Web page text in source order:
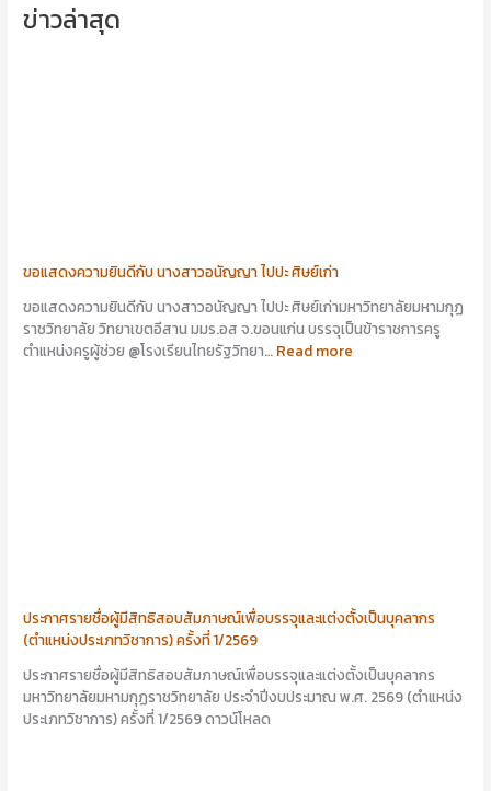
ข่าวล่าสุด
ขอแสดงความยินดีกับ นางสาวอนัญญา ไปปะ ศิษย์เก่า
ขอแสดงความยินดีกับ นางสาวอนัญญา ไปปะ ศิษย์เก่ามหาวิทยาลัยมหามกุฏ
ราชวิทยาลัย วิทยาเขตอีสาน มมร.อส จ.ขอนแก่น บรรจุเป็นข้าราชการครู
ตำแหน่งครูผู้ช่วย @โรงเรียนไทยรัฐวิทยา… Read more
ประกาศรายชื่อผู้มีสิทธิสอบสัมภาษณ์เพื่อบรรจุและแต่งตั้งเป็นบุคลากร
(ตำแหน่งประเภทวิชาการ) ครั้งที่ 1/2569
ประกาศรายชื่อผู้มีสิทธิสอบสัมภาษณ์เพื่อบรรจุและแต่งตั้งเป็นบุคลากร
มหาวิทยาลัยมหามกุฏราชวิทยาลัย ประจำปีงบประมาณ พ.ศ. 2569 (ตำแหน่ง
ประเภทวิชาการ) ครั้งที่ 1/2569 ดาวน์โหลด